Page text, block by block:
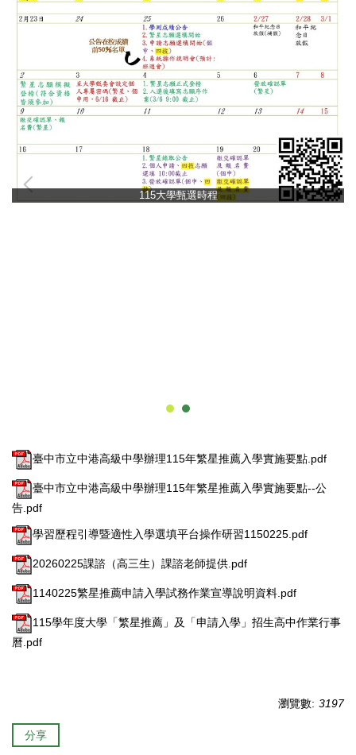
臺中市立中港高級中學辦理115年繁星推薦入學實施要點.pdf
臺中市立中港高級中學辦理115年繁星推薦入學實施要點--公
告.pdf
學習歷程引導暨適性入學選填平台操作研習1150225.pdf
20260225課諮（高三生）課諮老師提供.pdf
1140225繁星推薦申請入學試務作業宣導說明資料.pdf
115學年度大學「繁星推薦」及「申請入學」招生高中作業行事
曆.pdf
瀏覽數: 3197
分享